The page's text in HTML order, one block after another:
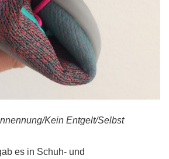
Kein Entgelt/Selbst
es in Schuh- und